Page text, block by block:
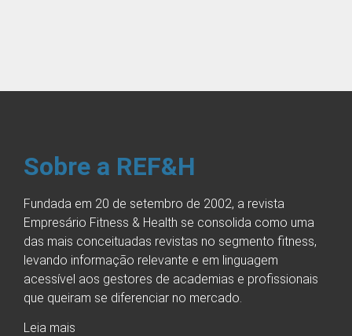
Sobre a REF&H
Fundada em 20 de setembro de 2002, a revista
Empresário Fitness & Health se consolida como uma
das mais conceituadas revistas no segmento fitness,
levando informação relevante e em linguagem
acessível aos gestores de academias e profissionais
que queiram se diferenciar no mercado.
Leia mais